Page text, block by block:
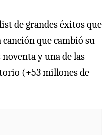
de grandes éxitos que
canción que cambió su
y una de las
(+53 millones de